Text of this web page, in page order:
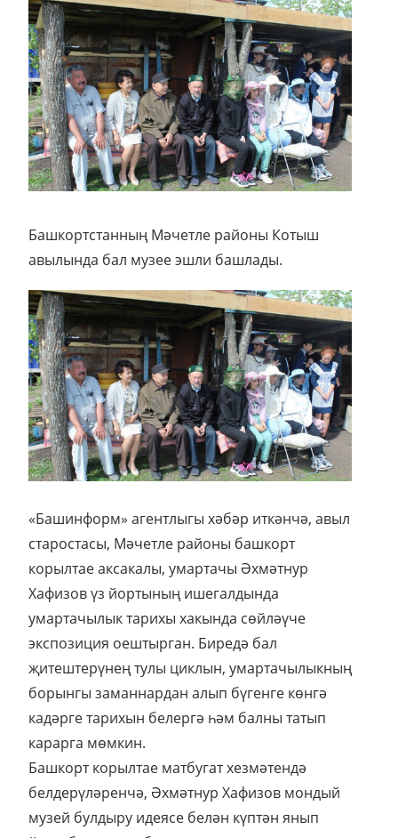
Башкортстанның Мәчетле районы Котыш
авылында бал музее эшли башлады.
«Башинформ» агентлыгы хәбәр иткәнчә, авыл
старостасы, Мәчетле районы башкорт
корылтае аксакалы, умартачы Әхмәтнур
Хафизов үз йортының ишегалдында
умартачылык тарихы хакында сөйләүче
экспозиция оештырган. Биредә бал
җитештерүнең тулы циклын, умартачылыкның
борынгы заманнардан алып бүгенге көнгә
кадәрге тарихын белергә һәм балны татып
карарга мөмкин.
Башкорт корылтае матбугат хезмәтендә
белдерүләренчә, Әхмәтнур Хафизов мондый
музей булдыру идеясе белән күптән янып